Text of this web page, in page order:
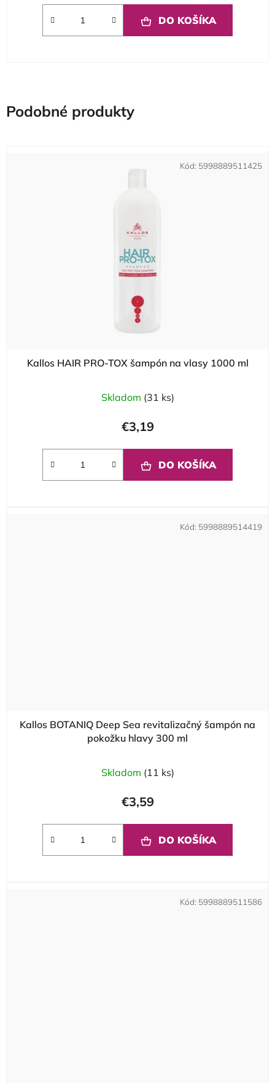
DO KOŠÍKA
Podobné produkty
Kallos HAIR PRO-TOX šampón na vlasy 1000 ml
Skladom (31 ks)
€3,19
DO KOŠÍKA
Kód: 5998889511425
Kallos BOTANIQ Deep Sea revitalizačný šampón na
pokožku hlavy 300 ml
Skladom (11 ks)
€3,59
DO KOŠÍKA
Kód: 5998889514419
Kód: 5998889511586